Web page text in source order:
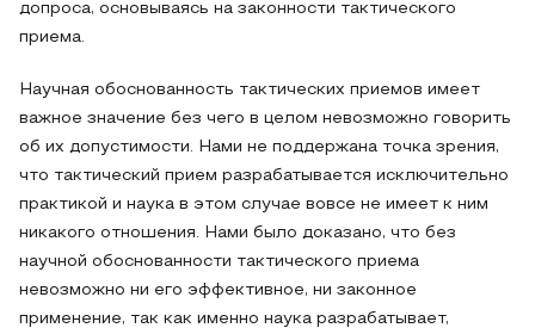
допроса, основываясь на законности тактического
приема.
Научная обоснованность тактических приемов имеет
важное значение без чего в целом невозможно говорить
об их допустимости. Нами не поддержана точка зрения,
что тактический прием разрабатывается исключительно
практикой и наука в этом случае вовсе не имеет к ним
никакого отношения. Нами было доказано, что без
научной обоснованности тактического приема
невозможно ни его эффективное, ни законное
применение, так как именно наука разрабатывает,